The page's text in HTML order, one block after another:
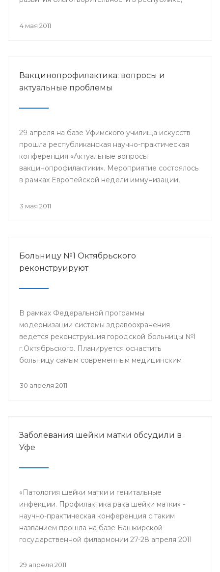
инвалидам и пожилым людям.
4 мая 2011
Вакцинопрофилактика: вопросы и
актуальные проблемы
29 апреля на базе Уфимского училища искусств
прошла республиканская научно-практическая
конференция «Актуальные вопросы
вакцинопрофилактики». Мероприятие состоялось
в рамках Европейской недели иммунизации,
стали врачи общей практики, педиатры,
3 мая 2011
Больницу №1 Октябрьского
реконструируют
В рамках Федеральной программы
модернизации системы здравоохранения
ведется реконструкция городской больницы №1
г.Октябрьского. Планируется оснастить
больницу самым современным медицинским
30 апреля 2011
Заболевания шейки матки обсудили в
Уфе
«Патология шейки матки и генитальные
инфекции. Профилактика рака шейки матки» -
научно-практическая конференция с таким
названием прошла на базе Башкирской
государственной филармонии 27-28 апреля 2011
29 апреля 2011